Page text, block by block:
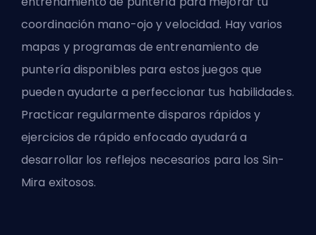
coordinación mano-ojo y velocidad. Hay varios
mapas y programas de entrenamiento de
puntería disponibles para estos juegos que
pueden ayudarte a perfeccionar tus habilidades.
Practicar regularmente disparos rápidos y
ejercicios de rápido enfocado ayudará a
desarrollar los reflejos necesarios para los Sin-
Mira exitosos.